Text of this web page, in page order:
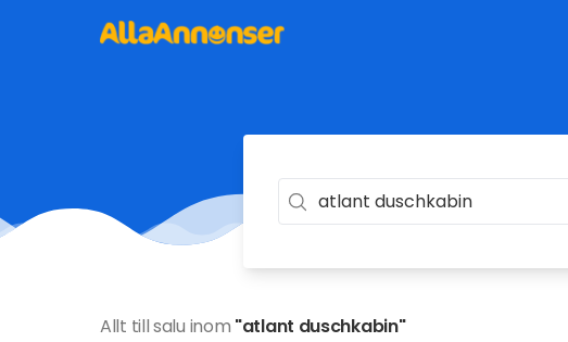
Allt till salu inom "atlant duschkabin"